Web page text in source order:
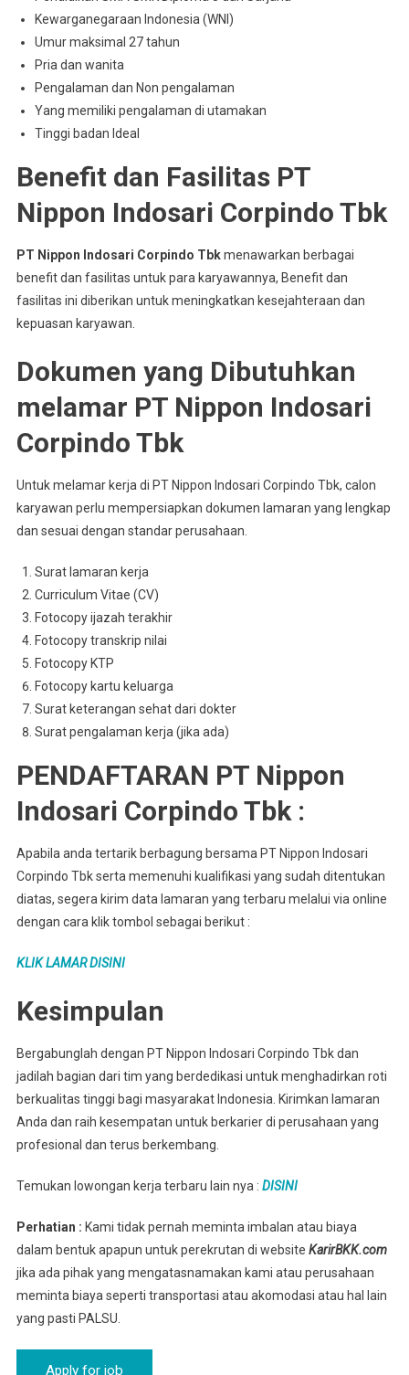
Kewarganegaraan Indonesia (WNI)
Umur maksimal 27 tahun
Pria dan wanita
Pengalaman dan Non pengalaman
Yang memiliki pengalaman di utamakan
Tinggi badan Ideal
Benefit dan Fasilitas PT
Nippon Indosari Corpindo Tbk
PT Nippon Indosari Corpindo Tbkmenawarkan berbagai
benefit dan fasilitas untuk para karyawannya, Benefit dan
fasilitas ini diberikan untuk meningkatkan kesejahteraan dan
kepuasan karyawan.
Dokumen yang Dibutuhkan
melamar PT Nippon Indosari
Corpindo Tbk
Untuk melamar kerja di PT Nippon Indosari Corpindo Tbk, calon
karyawan perlu mempersiapkan dokumen lamaran yang lengkap
dan sesuai dengan standar perusahaan.
Surat lamaran kerja
Curriculum Vitae (CV)
Fotocopy ijazah terakhir
Fotocopy transkrip nilai
Fotocopy KTP
Fotocopy kartu keluarga
Surat keterangan sehat dari dokter
Surat pengalaman kerja (jika ada)
PENDAFTARAN PT Nippon
Indosari Corpindo Tbk :
Apabila anda tertarik berbagung bersama PT Nippon Indosari
Corpindo Tbk serta memenuhi kualifikasi yang sudah ditentukan
diatas, segera kirim data lamaran yang terbaru melalui via online
dengan cara klik tombol sebagai berikut :
KLIK LAMAR DISINI
Kesimpulan
Bergabunglah dengan PT Nippon Indosari Corpindo Tbk dan
jadilah bagian dari tim yang berdedikasi untuk menghadirkan roti
berkualitas tinggi bagi masyarakat Indonesia. Kirimkan lamaran
Anda dan raih kesempatan untuk berkarier di perusahaan yang
profesional dan terus berkembang.
Temukan lowongan kerja terbaru lain nya : DISINI
Perhatian : Kami tidak pernah meminta imbalan atau biaya
dalam bentuk apapun untuk perekrutan di website KarirBKK.com
jika ada pihak yang mengatasnamakan kami atau perusahaan
meminta biaya seperti transportasi atau akomodasi atau hal lain
yang pasti PALSU.